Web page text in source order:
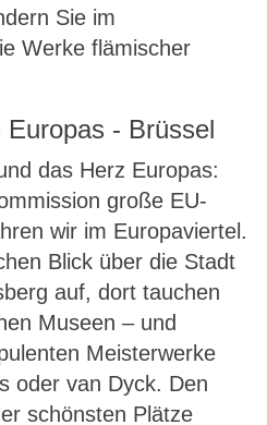
Sie im
Werke flämischer
- Brüssel
das Herz Europas:
große EU-
wir im Europaviertel.
Blick über die Stadt
auf, dort tauchen
Museen – und
Meisterwerke
oder van Dyck. Den
schönsten Plätze